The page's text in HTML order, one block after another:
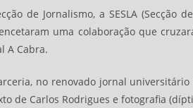
de Jornalismo, a SESLA (Secção
uma colaboração que
A Cabra.
no renovado jornal universitário
de Carlos Rodrigues e fotografia